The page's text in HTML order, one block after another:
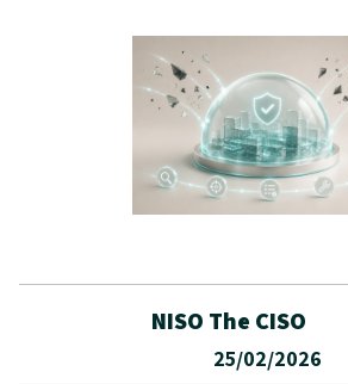
NISO The CISO
25/02/2026